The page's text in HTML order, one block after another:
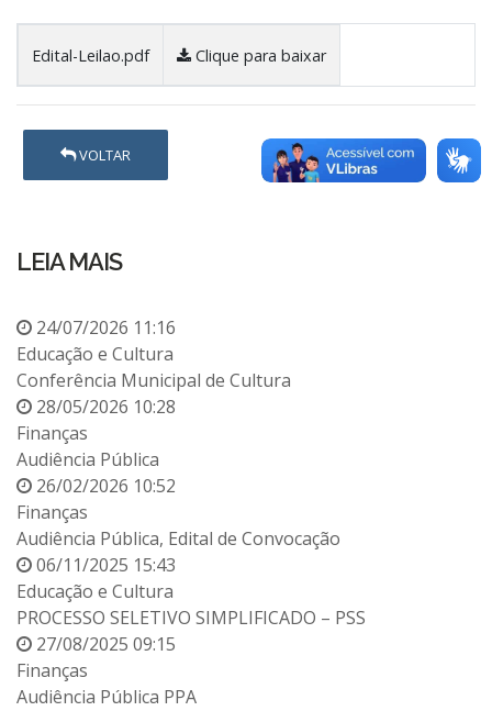
Edital-Leilao.pdf Clique para baixar
VOLTAR
LEIA MAIS
24/07/2026 11:16
Educação e Cultura
Conferência Municipal de Cultura
28/05/2026 10:28
Finanças
Audiência Pública
26/02/2026 10:52
Finanças
Audiência Pública, Edital de Convocação
06/11/2025 15:43
Educação e Cultura
PROCESSO SELETIVO SIMPLIFICADO – PSS
27/08/2025 09:15
Finanças
Audiência Pública PPA